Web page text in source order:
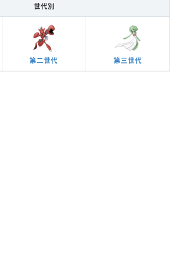
世代別
第二世代 第三世代